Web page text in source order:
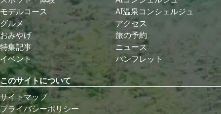
モデルコース
グルメ
おみやげ
特集記事
イベント
AI温泉コンシェルジュ
アクセス
旅の予約
ニュース
パンフレット
このサイトについて
サイトマップ
プライバシーポリシー